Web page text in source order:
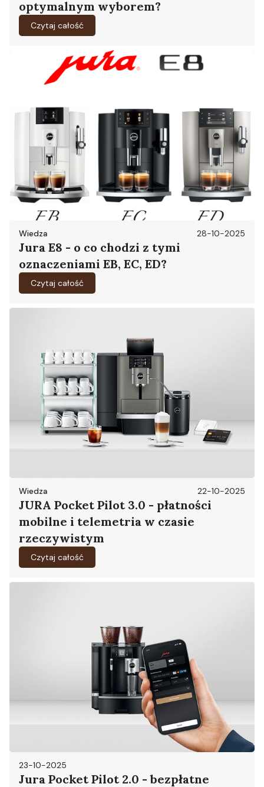
optymalnym wyborem?
Czytaj całość
Wiedza 28-10-2025
Jura E8 - o co chodzi z tymi
oznaczeniami EB, EC, ED?
Czytaj całość
Wiedza 22-10-2025
JURA Pocket Pilot 3.0 - płatności
mobilne i telemetria w czasie
rzeczywistym
Czytaj całość
23-10-2025
Jura Pocket Pilot 2.0 - bezpłatne